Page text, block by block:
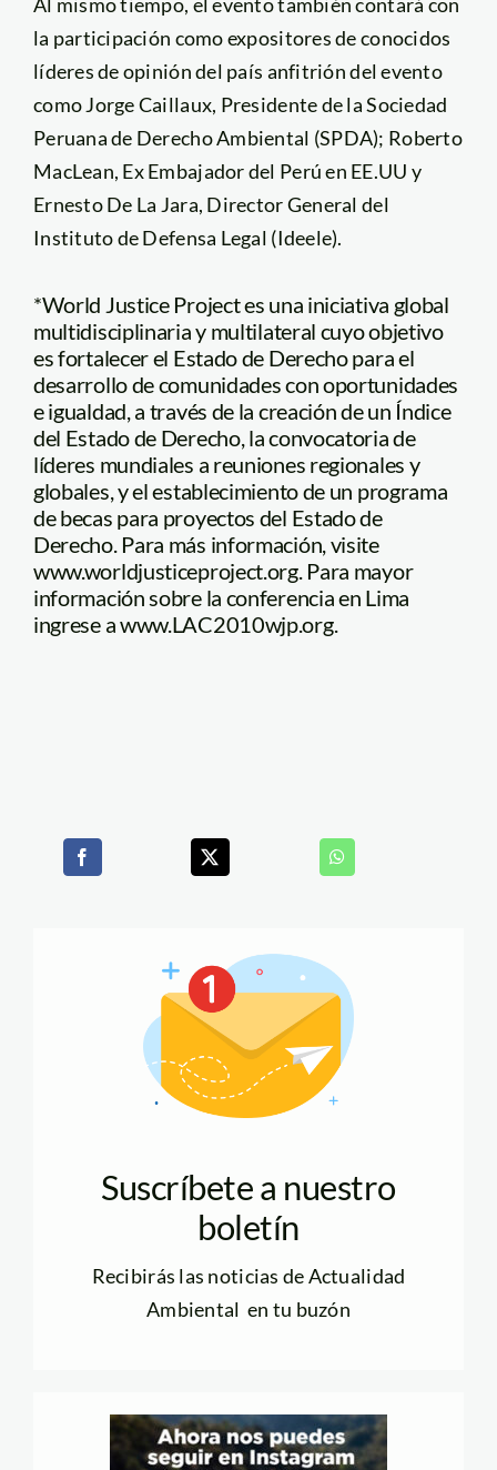
la participación como expositores de conocidos
líderes de opinión del país anfitrión del evento
como Jorge Caillaux, Presidente de la Sociedad
Peruana de Derecho Ambiental (SPDA); Roberto
MacLean, Ex Embajador del Perú en EE.UU y
Ernesto De La Jara, Director General del
Instituto de Defensa Legal (Ideele).
*World Justice Project es una iniciativa global
multidisciplinaria y multilateral cuyo objetivo
es fortalecer el Estado de Derecho para el
desarrollo de comunidades con oportunidades
e igualdad, a través de la creación de un Índice
del Estado de Derecho, la convocatoria de
líderes mundiales a reuniones regionales y
globales, y el establecimiento de un programa
de becas para proyectos del Estado de
Derecho. Para más información, visite
www.worldjusticeproject.org. Para mayor
información sobre la conferencia en Lima
ingrese a www.LAC2010wjp.org.
Suscríbete a nuestro
boletín
Recibirás las noticias de Actualidad
Ambiental en tu buzón